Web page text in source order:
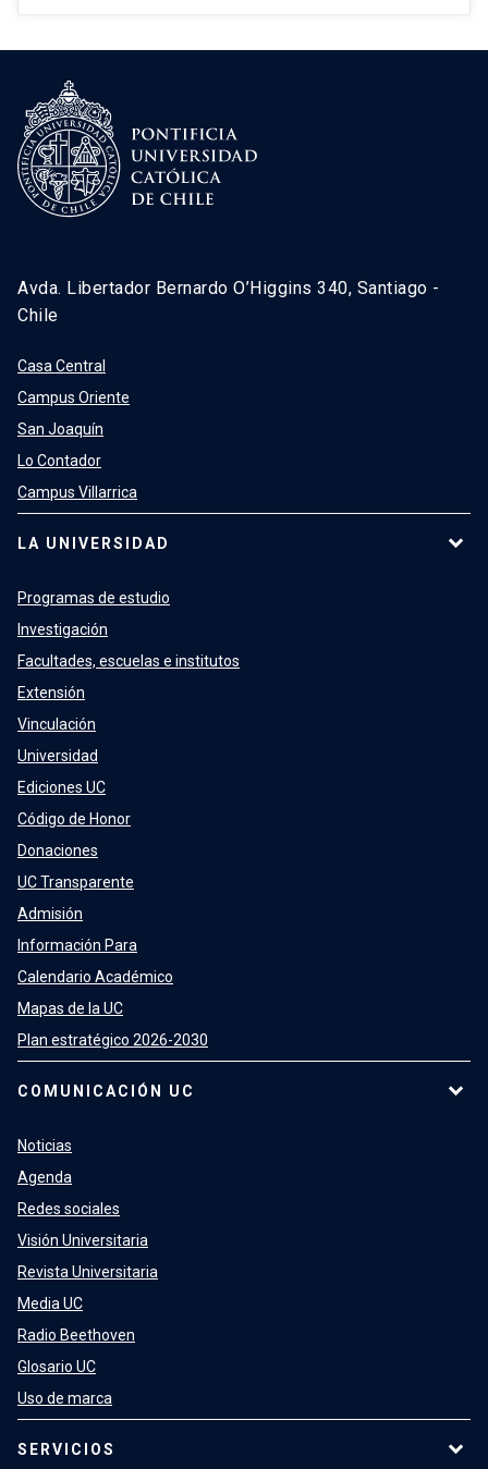
Avda. Libertador Bernardo O’Higgins 340, Santiago -
Chile
Casa Central
Campus Oriente
San Joaquín
Lo Contador
Campus Villarrica
LA UNIVERSIDAD
Programas de estudio
Investigación
Facultades, escuelas e institutos
Extensión
Vinculación
Universidad
Ediciones UC
Código de Honor
Donaciones
UC Transparente
Admisión
Información Para
Calendario Académico
Mapas de la UC
Plan estratégico 2026-2030
COMUNICACIÓN UC
Noticias
Agenda
Redes sociales
Visión Universitaria
Revista Universitaria
Media UC
Radio Beethoven
Glosario UC
Uso de marca
SERVICIOS